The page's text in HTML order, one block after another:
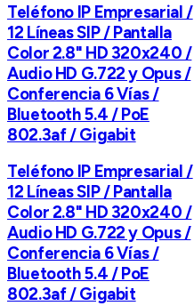
Teléfono IP Empresarial /
12 Líneas SIP / Pantalla
Color 2.8" HD 320x240 /
Audio HD G.722 y Opus /
Conferencia 6 Vías /
Bluetooth 5.4 / PoE
802.3af / Gigabit
Teléfono IP Empresarial /
12 Líneas SIP / Pantalla
Color 2.8" HD 320x240 /
Audio HD G.722 y Opus /
Conferencia 6 Vías /
Bluetooth 5.4 / PoE
802.3af / Gigabit